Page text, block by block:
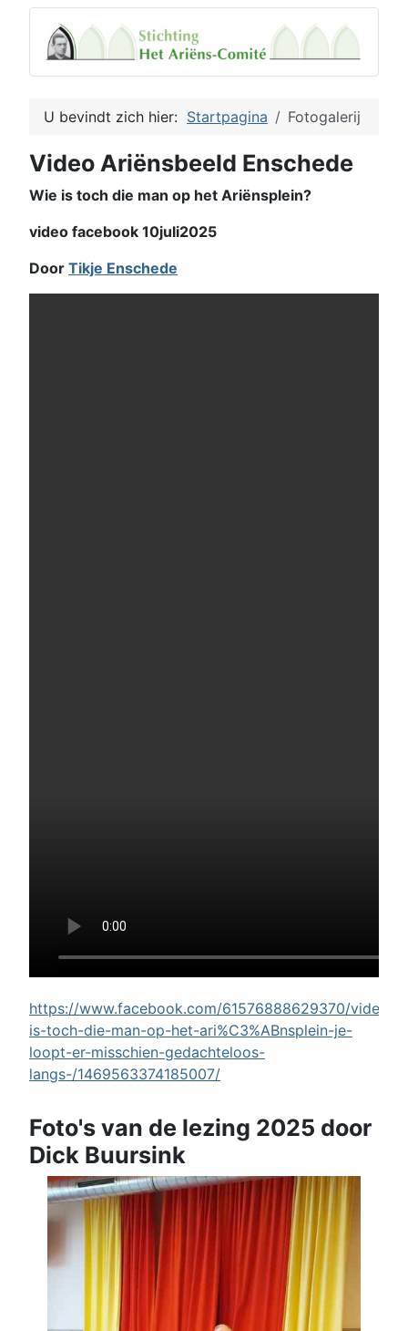
U bevindt zich hier: Startpagina Fotogalerij
Video Ariënsbeeld Enschede
Wie is toch die man op het Ariënsplein?
video facebook 10juli2025
Door Tikje Enschede
https://www.facebook.com/61576888629370/videos/
is-toch-die-man-op-het-ari%C3%ABnsplein-je-
loopt-er-misschien-gedachteloos-
langs-/1469563374185007/
Foto's van de lezing 2025 door
Dick Buursink